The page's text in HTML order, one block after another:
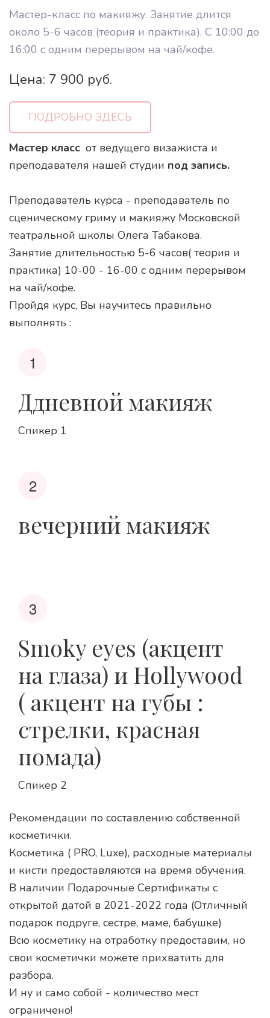
Мастер-класс по макияжу. Занятие длится
около 5-6 часов (теория и практика). С 10:00 до
16:00 с одним перерывом на чай/кофе.
Цена: 7 900 руб.
ПОДРОБНО ЗДЕСЬ
Мастер класс от ведущего визажиста и
преподавателя нашей студии под запись.
Преподаватель курса - преподаватель по
сценическому гриму и макияжу Московской
театральной школы Олега Табакова.
Занятие длительностью 5-6 часов( теория и
практика) 10-00 - 16-00 с одним перерывом
на чай/кофе.
Пройдя курс, Вы научитесь правильно
выполнять :
Ддневной макияж
Спикер 1
вечерний макияж
Smoky eyes (акцент
на глаза) и Hollywood
( акцент на губы :
стрелки, красная
помада)
Спикер 2
Рекомендации по составлению собственной
косметички.
Косметика ( PRO, Luxe), расходные материалы
и кисти предоставляются на время обучения.
В наличии Подарочные Сертификаты с
открытой датой в 2021-2022 года (Отличный
подарок подруге, сестре, маме, бабушке)
Всю косметику на отработку предоставим, но
свои косметички можете прихватить для
разбора.
И ну и само собой - количество мест
ограничено!